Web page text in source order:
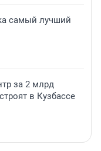
самый лучший
за 2 млрд
в Кузбассе